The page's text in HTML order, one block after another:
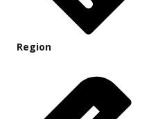
Region